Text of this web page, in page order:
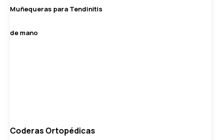
Muñequeras para Tendinitis
de mano
Coderas Ortopédicas